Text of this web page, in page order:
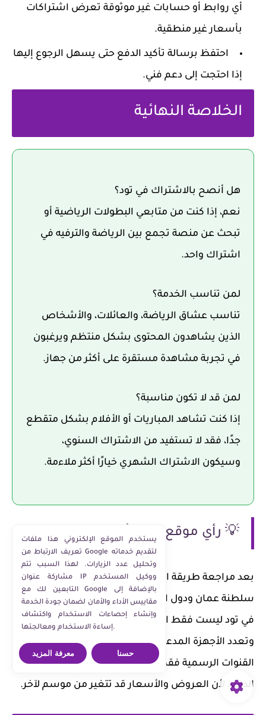
أي روابط أو حسابات غير موثوقة تعرض اشتراكات
بأسعار غير منطقية.
احتفظ برسالة تأكيد الدفع حتى يسهل الرجوع إليها
إذا احتجت إلى دعم فني.
الخلاصة النهائية
هل أنصح بالاشتراك في تود؟
نعم، إذا كنت من متابعي البطولات الرياضية أو
تبحث عن منصة تجمع بين الرياضة والترفيه في
اشتراك واحد.
لمن تناسب الخدمة؟
تناسب عشاق الرياضة، والعائلات، والأشخاص
الذين يشاهدون المحتوى بشكل منتظم ويرغبون
في تجربة مشاهدة مستقرة على أكثر من جهاز.
لمن قد لا تكون مناسبة؟
إذا كنت تشاهد المباريات أو الأفلام بشكل متقطع
جدًا، فقد لا تستفيد من الاشتراك السنوي،
وسيكون الاشتراك الشهري خيارًا أكثر ملاءمة.
💡 رأي موقع معاذ أشرف
بعد مراجعة طريقة الاشتراك وتجارب المستخدمين في
سلطنة عمان ودول الخليج، أرى أن نقطة القوة الحقيقية
في تود ليست فقط المحتوى، بل سهولة إدارة الاشتراك
وتعدد الأجهزة المدعومة. لكن أنصح دائمًا بالاشتراك من
القنوات الرسمية فقط، ومراجعة تفاصيل الباقة قبل
الدفع، لأن العروض والأسعار قد تتغير من موسم لآخر.
يستخدم الموقع الإلكتروني هذا ملفات
تعريف الارتباط من Google لتقديم خدماته
وتحليل عدد الزيارات. لهذا السبب تتم
مشاركة عنوان IP ووكيل المستخدم
التابعين لك مع Google بالإضافة إلى
مقاييس الأداء والأمان لضمان جودة الخدمة
وإنشاء إحصاءات الاستخدام واكتشاف
إساءة الاستخدام ومعالجتها.
معرفة المزيد حسنا